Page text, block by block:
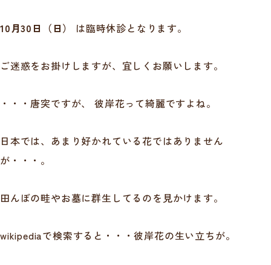
10月30日（日） は臨時休診となります。
ご迷惑をお掛けしますが、宜しくお願いします。
・・・唐突ですが、 彼岸花って綺麗ですよね。
日本では、あまり好かれている花ではありません
が・・・。
田んぼの畦やお墓に群生してるのを見かけます。
wikipediaで検索すると・・・彼岸花の生い立ちが。